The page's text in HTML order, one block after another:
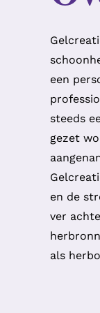
een
steeds
gezet
en de
ver
als